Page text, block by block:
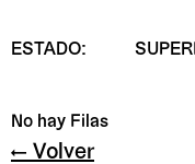
ESTADO:
No hay Filas
← Volver